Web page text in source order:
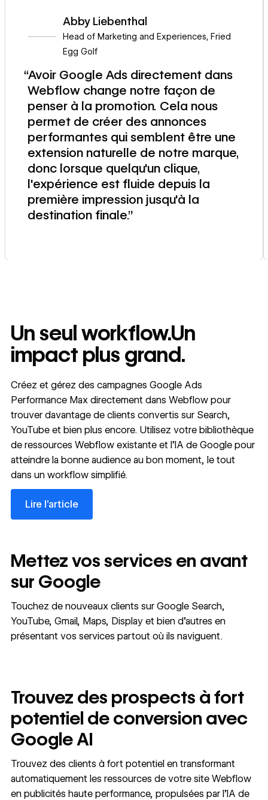
Abby Liebenthal
Head of Marketing and Experiences, Fried
Egg Golf
“Avoir Google Ads directement dans
Webflow change notre façon de
penser à la promotion. Cela nous
permet de créer des annonces
performantes qui semblent être une
extension naturelle de notre marque,
donc lorsque quelqu'un clique,
l'expérience est fluide depuis la
première impression jusqu'à la
destination finale.”
Un seul workflow.Un
impact plus grand.
Créez et gérez des campagnes Google Ads
Performance Max directement dans Webflow pour
trouver davantage de clients convertis sur Search,
YouTube et bien plus encore. Utilisez votre bibliothèque
de ressources Webflow existante et l’IA de Google pour
atteindre la bonne audience au bon moment, le tout
dans un workflow simplifié.
Lire l’article
Lire l’article
Mettez vos services en avant
sur Google
Touchez de nouveaux clients sur Google Search,
YouTube, Gmail, Maps, Display et bien d’autres en
présentant vos services partout où ils naviguent.
Trouvez des prospects à fort
potentiel de conversion avec
Google AI
Trouvez des clients à fort potentiel en transformant
automatiquement les ressources de votre site Webflow
en publicités haute performance, propulsées par l’IA de